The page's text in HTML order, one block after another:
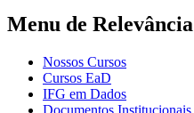
Menu de Relevância
Nossos Cursos
Cursos EaD
IFG em Dados